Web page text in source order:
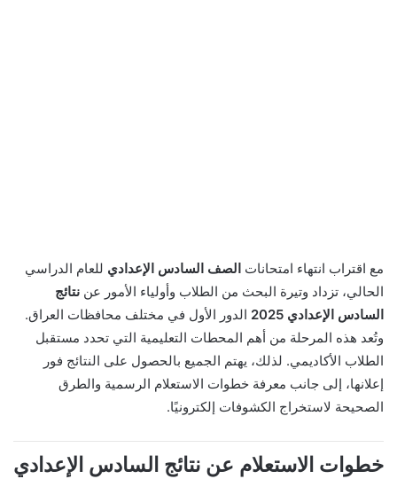
مع اقتراب انتهاء امتحانات الصف السادس الإعدادي للعام الدراسي
الحالي، تزداد وتيرة البحث من الطلاب وأولياء الأمور عن نتائج
السادس الإعدادي 2025
الدور الأول في مختلف محافظات العراق.
وتُعد هذه المرحلة من أهم المحطات التعليمية التي تحدد مستقبل
الطلاب الأكاديمي. لذلك، يهتم الجميع بالحصول على النتائج فور
إعلانها، إلى جانب معرفة خطوات الاستعلام الرسمية والطرق
الصحيحة لاستخراج الكشوفات إلكترونيًا.
خطوات الاستعلام عن نتائج السادس الإعدادي